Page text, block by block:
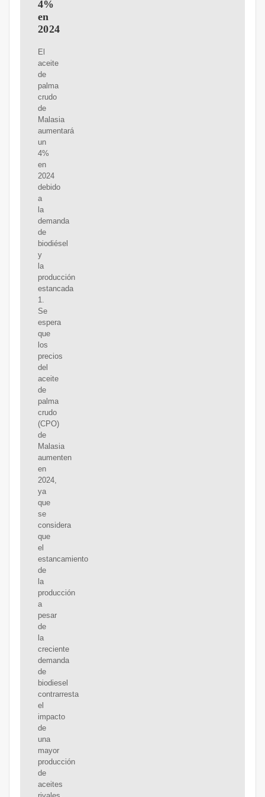
4%
en
2024
El
aceite
de
palma
crudo
de
Malasia
aumentará
un
4%
en
2024
debido
a
la
demanda
de
biodiésel
y
la
producción
estancada
1.
Se
espera
que
los
precios
del
aceite
de
palma
crudo
(CPO)
de
Malasia
aumenten
en
2024,
ya
que
se
considera
que
el
estancamiento
de
la
producción
a
pesar
de
la
creciente
demanda
de
biodiesel
contrarresta
el
impacto
de
una
mayor
producción
de
aceites